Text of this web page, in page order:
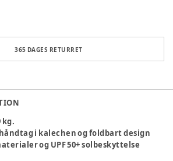
365 DAGES RETURRET
kg.
i kalechen og foldbart design
og UPF 50+ solbeskyttelse